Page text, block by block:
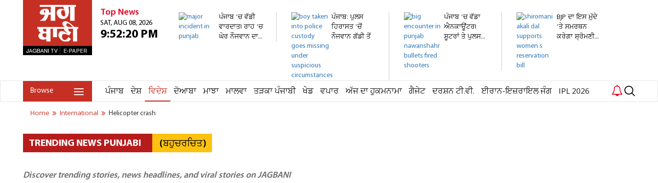
Top News
SAT, AUG 08, 2026
9:52:20 PM
ਪੰਜਾਬ 'ਚ ਵੱਡੀ
ਵਾਰਦਾਤ! ਰਾਹ 'ਚ
ਘੇਰ ਨੌਜਵਾਨ ਦਾ...
ਪੰਜਾਬ: ਪੁਲਸ
ਹਿਰਾਸਤ 'ਚੋਂ
ਨੌਜਵਾਨ ਗੱਡੀ ਤੋਂ
ਪੰਜਾਬ 'ਚ ਵੱਡਾ
ਐਨਕਾਊਂਟਰ!
ਸ਼ੂਟਰਾਂ ਤੇ ਪੁਲਸ...
BJP ਦਾ ਇਸ ਮੁੱਦੇ
'ਤੇ ਸਮਰਥਨ
ਕਰੇਗਾ ਸ਼੍ਰੋਮਣੀ...
Browse ਪੰਜਾਬ ਦੇਸ਼ ਵਿਦੇਸ਼ ਦੋਆਬਾ ਮਾਝਾ ਮਾਲਵਾ ਤੜਕਾ ਪੰਜਾਬੀ ਖੇਡ ਵਪਾਰ ਅੱਜ ਦਾ ਹੁਕਮਨਾਮਾ ਗੈਜੇਟ ਦਰਸ਼ਨ ਟੀ.ਵੀ. ਈਰਾਨ-ਇਜ਼ਰਾਇਲ ਜੰਗ IPL 2026
Home International Helicopter crash
TRENDING NEWS PUNJABI (ਬਹੁਚਰਚਿਤ)
Discover trending stories, news headlines, and viral stories on JAGBANI